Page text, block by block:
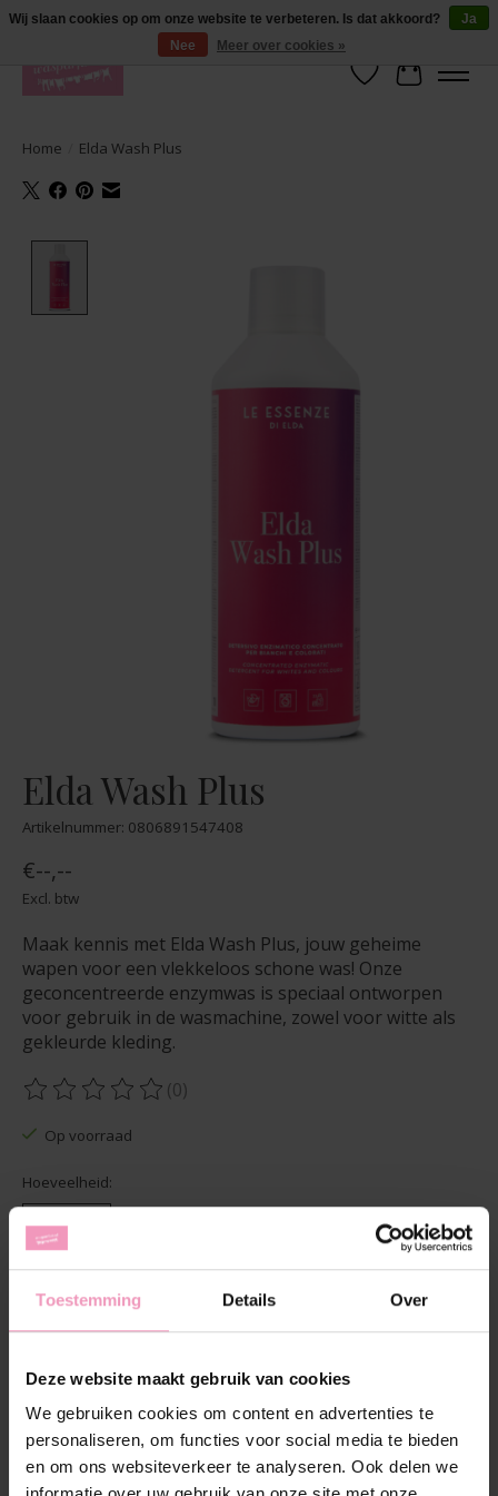
Toestemming Details Over
Deze website maakt gebruik van cookies
We gebruiken cookies om content en advertenties te
personaliseren, om functies voor social media te bieden
en om ons websiteverkeer te analyseren. Ook delen we
De lekkerste geuren wasparfum in uw eigen shop. Testers nodig? Ga naar
producten --> wasparfum --> geurtester
Verlanglijst
Home Elda Wash Plus
Elda Wash Plus
Artikelnummer: 0806891547408
€--,--
Excl. btw
Maak kennis met Elda Wash Plus, jouw geheime
wapen voor een vlekkeloos schone was! Onze
geconcentreerde enzymwas is speciaal ontworpen
voor gebruik in de wasmachine, zowel voor witte als
gekleurde kleding.
De beoordeling van dit product is
(0)
Op voorraad
Hoeveelheid:
Aan verlanglijst toevoegen
Plaats bestelling
Toevoegen om te vergelijken
Wij slaan cookies op om onze website te verbeteren. Is dat akkoord?
Ja
Nee
Meer over cookies »